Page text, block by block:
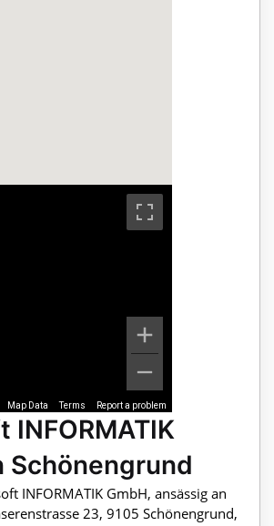
Map Data Terms Report a problem
INFORMATIK
Schönengrund
INFORMATIK GmbH, ansässig an
23, 9105 Schönengrund,